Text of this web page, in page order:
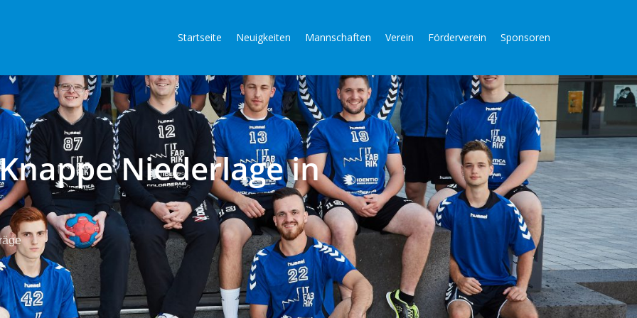
Startseite Neuigkeiten Mannschaften Verein Förderverein Sponsoren
Niederlage in